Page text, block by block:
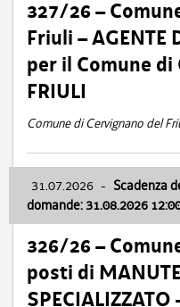
327/26 –
Friuli – AGENTE
per il Comune di
FRIULI
Comune di Cervignano del
31.07.2026 - Scadenza
domande: 31.08.2026
326/26 –
posti di
SPECIALIZZATO